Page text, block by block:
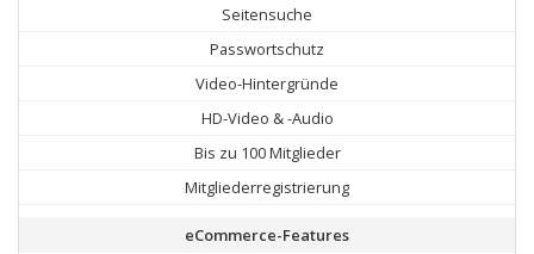
Seitensuche
Passwortschutz
Video-Hintergründe
HD-Video & -Audio
Bis zu 100 Mitglieder
Mitgliederregistrierung
eCommerce-Features